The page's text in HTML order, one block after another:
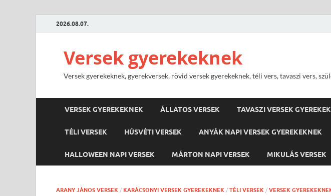
2026.08.07.
Versek gyerekeknek
Versek gyerekeknek, gyerekversek, rövid versek gyerekeknek, téli vers, tavaszi vers,
VERSEK GYEREKEKNEK ÁLLATOS VERSEK TAVASZI VERSEK
TÉLI VERSEK HÚSVÉTI VERSEK ANYÁK NAPI VERSEK GYEREKEKNEK
HALLOWEEN NAPI VERSEK MÁRTON NAPI VERSEK MIKULÁS VERSEK
ARANY JÁNOS VERSEK / KARÁCSONYI VERSEK GYEREKEKNEK / TÉLI VERSEK / VERSEK